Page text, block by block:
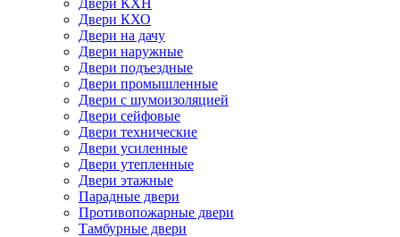
Двери КХН
Двери КХО
Двери на дачу
Двери наружные
Двери подъездные
Двери промышленные
Двери с шумоизоляцией
Двери сейфовые
Двери технические
Двери усиленные
Двери утепленные
Двери этажные
Парадные двери
Противопожарные двери
Тамбурные двери